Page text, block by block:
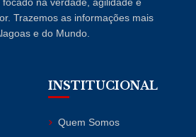
na verdade, agilidade e
Trazemos as informações mais
e do Mundo.
INSTITUCIONAL
Quem Somos